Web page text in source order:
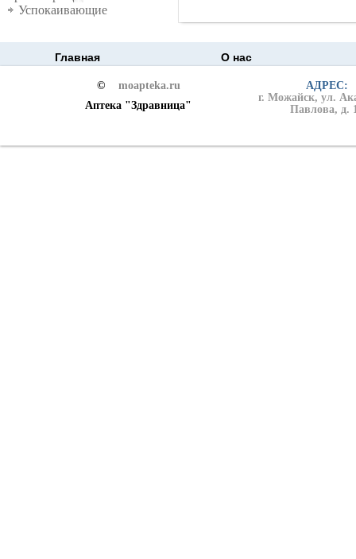
Успокаивающие
Главная О нас
©
moapteka.ru
Аптека "Здравница"
АДРЕС:
г. Можайск, ул.
Павлова, д.